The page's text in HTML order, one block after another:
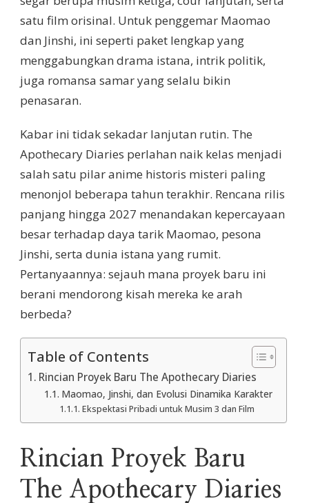
satu film orisinal. Untuk penggemar Maomao
dan Jinshi, ini seperti paket lengkap yang
menggabungkan drama istana, intrik politik,
juga romansa samar yang selalu bikin
penasaran.
Kabar ini tidak sekadar lanjutan rutin. The
Apothecary Diaries perlahan naik kelas menjadi
salah satu pilar anime historis misteri paling
menonjol beberapa tahun terakhir. Rencana rilis
panjang hingga 2027 menandakan kepercayaan
besar terhadap daya tarik Maomao, pesona
Jinshi, serta dunia istana yang rumit.
Pertanyaannya: sejauh mana proyek baru ini
berani mendorong kisah mereka ke arah
berbeda?
Table of Contents
Rincian Proyek Baru The Apothecary Diaries
Maomao, Jinshi, dan Evolusi Dinamika Karakter
Ekspektasi Pribadi untuk Musim 3 dan Film
Rincian Proyek Baru
The Apothecary Diaries